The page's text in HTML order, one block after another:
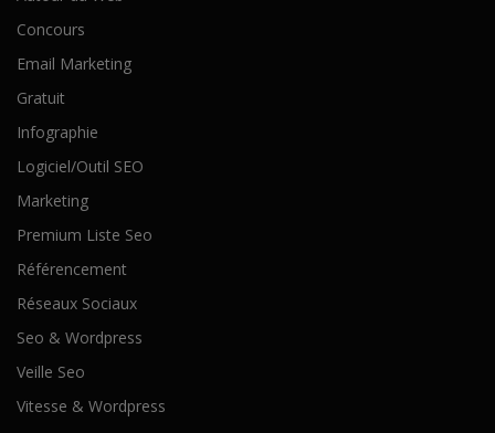
Concours
Email Marketing
Gratuit
Infographie
Logiciel/Outil SEO
Marketing
Premium Liste Seo
Référencement
Réseaux Sociaux
Seo & Wordpress
Veille Seo
Vitesse & Wordpress